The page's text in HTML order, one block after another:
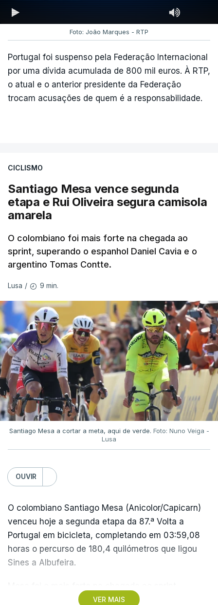
Foto: João Marques - RTP
Portugal foi suspenso pela Federação Internacional
por uma dívida acumulada de 800 mil euros. À RTP,
o atual e o anterior presidente da Federação
trocam acusações de quem é a responsabilidade.
CICLISMO
Santiago Mesa vence segunda
etapa e Rui Oliveira segura camisola
amarela
O colombiano foi mais forte na chegada ao
sprint, superando o espanhol Daniel Cavia e o
argentino Tomas Contte.
Lusa / 9 min.
Santiago Mesa a cortar a meta, aqui de verde. Foto: Nuno Veiga -
Lusa
OUVIR
VER MAIS
O colombiano Santiago Mesa (Anicolor/Capicarn)
venceu hoje a segunda etapa da 87.ª Volta a
Portugal em bicicleta, completando em 03:59,08
horas o percurso de 180,4 quilómetros que ligou
Sines a Albufeira.
superando o espanhol Daniel Cavia (Burgos-